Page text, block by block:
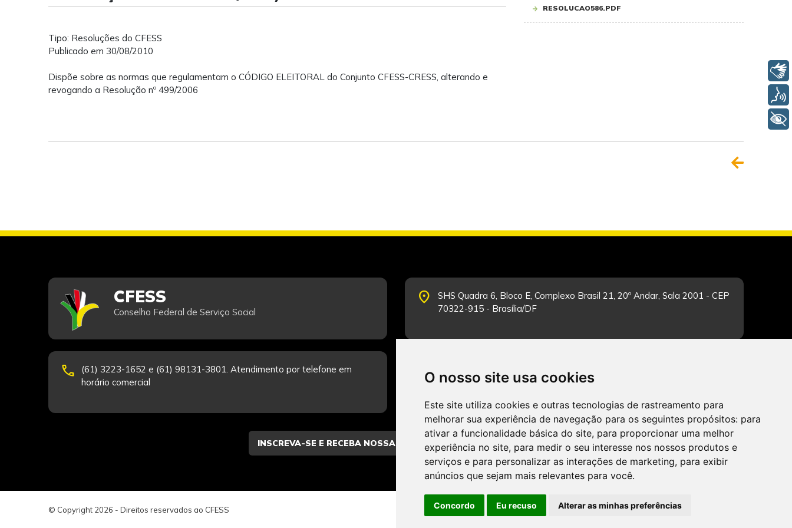
O nosso site usa cookies
Este site utiliza cookies e outras tecnologias de rastreamento para
melhorar sua experiência de navegação para os seguintes propósitos: para
ativar a funcionalidade básica do site, para proporcionar uma melhor
experiência no site, para medir o seu interesse nos nossos produtos e
serviços e para personalizar as interações de marketing, para exibir
anúncios que sejam mais relevantes para você.
Concordo Eu recuso Alterar as minhas preferências
Tipo: Resoluções do CFESS
Publicado em 30/08/2010
Dispõe sobre as normas que regulamentam o CÓDIGO ELEITORAL do Conjunto CFESS-CRESS, alterando e
revogando a Resolução nº 499/2006
RESOLUCAO586.PDF
CFESS
Conselho Federal de Serviço Social
place
SHS Quadra 6, Bloco E, Complexo Brasil 21, 20º Andar, Sala 2001 - CEP
70322-915 - Brasília/DF
phone
(61) 3223-1652 e (61) 98131-3801. Atendimento por telefone em
horário comercial
schedule
Segunda-feira a Sexta-feira de 12h às 19h. Dúvidas e sugestões pelo
Fale Conosco.
CADASTRAR
© Copyright 2026 - Direitos reservados ao CFESS